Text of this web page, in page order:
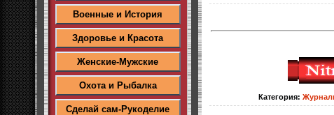
Военные и История
Здоровье и Красота
Женские-Мужские
Охота и Рыбалка
Сделай сам-Рукоделие
Категория: